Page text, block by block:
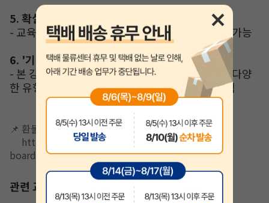
5.확실한 피드백 서비스
- 교육 질문 게시판을 통한 학습 상담 및 교육 질문 가능
6. '기사퍼스트'만의 합격전략
- 본 강의(기본 유형 해결 능력)→ 출제 예상 문제(다양
한 유형 풀이
실전 모의고사(최종 점검)→합격
📌 환불규정 안내
https://www.algisa.com/board/list.html?
boardId=faq&BOARD_CATEGORY_CODE=FC03
관련 교재